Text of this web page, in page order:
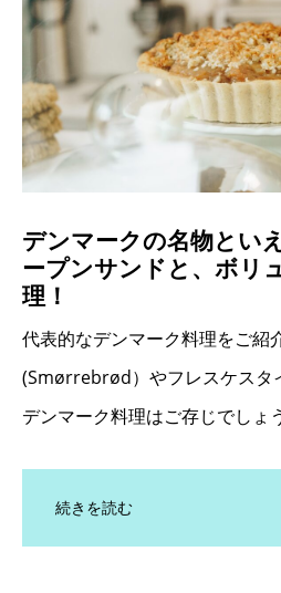
デンマークの名物とい
ープンサンドと、ボリ
理！
代表的なデンマーク料理をご紹
(Smørrebrød）やフレスケスタ
デンマーク料理はご存じでしょ
続きを読む